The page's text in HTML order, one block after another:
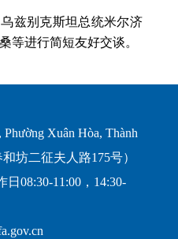
兹别克斯坦总统米尔济
等进行简短友好交谈。
Xuân Hòa, Thành
坊二征夫人路175号）
08:30-11:00，14:30-